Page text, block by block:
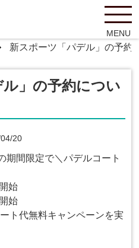
MENU
新スポーツ「パデル」の予約
」の予約につい
20
期間限定で＼パデルコート
始
始
ト代無料キャンペーンを実